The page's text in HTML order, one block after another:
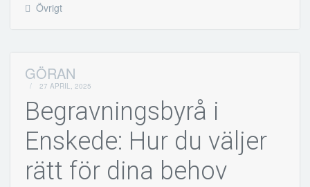
Övrigt
GÖRAN
/ 27 APRIL, 2025
Begravningsbyrå i
Enskede: Hur du väljer
rätt för dina behov